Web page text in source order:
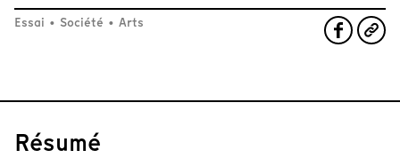
Essai • Société • Arts
Résumé